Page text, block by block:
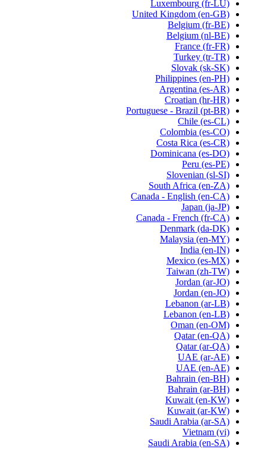
Luxembourg (fr-LU)
United Kingdom (en-GB)
Belgium (fr-BE)
Belgium (nl-BE)
France (fr-FR)
Turkey (tr-TR)
Slovak (sk-SK)
Philippines (en-PH)
Argentina (es-AR)
Croatian (hr-HR)
Portuguese - Brazil (pt-BR)
Chile (es-CL)
Colombia (es-CO)
Costa Rica (es-CR)
Dominicana (es-DO)
Peru (es-PE)
Slovenian (sl-SI)
South Africa (en-ZA)
Canada - English (en-CA)
Japan (ja-JP)
Canada - French (fr-CA)
Denmark (da-DK)
Malaysia (en-MY)
India (en-IN)
Mexico (es-MX)
Taiwan (zh-TW)
Jordan (ar-JO)
Jordan (en-JO)
Lebanon (ar-LB)
Lebanon (en-LB)
Oman (en-OM)
Qatar (en-QA)
Qatar (ar-QA)
UAE (ar-AE)
UAE (en-AE)
Bahrain (en-BH)
Bahrain (ar-BH)
Kuwait (en-KW)
Kuwait (ar-KW)
Saudi Arabia (ar-SA)
Vietnam (vi)
Saudi Arabia (en-SA)